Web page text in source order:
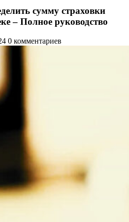
сумму страховки
– Полное руководство
0 комментариев